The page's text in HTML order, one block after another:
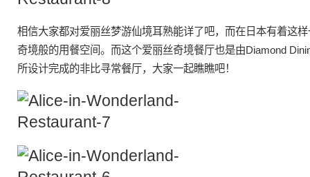
相信大家都对爱丽丝梦游仙境耳熟能详了吧，而在日本有着这
奇境般的用餐空间。而这个爱丽丝奇境餐厅也是由Diamond
所设计完成的非比寻常餐厅，大家一起瞧瞧吧！